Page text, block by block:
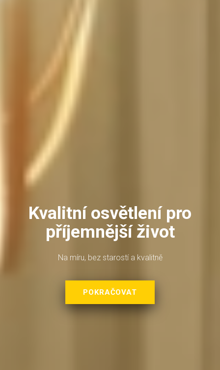
Kvalitní osvětlení pro
příjemnější život
Na míru, bez starostí a kvalitně
POKRAČOVAT